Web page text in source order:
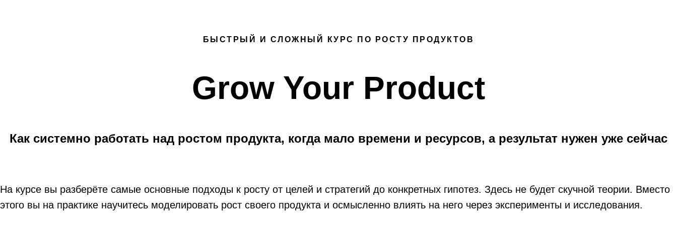
БЫСТРЫЙ И СЛОЖНЫЙ КУРС ПО РОСТУ ПРОДУКТОВ
Grow Your Product
Как системно работать над ростом продукта, когда мало времени и ресурсов, а результат нужен уже сейчас
На курсе вы разберёте самые основные подходы к росту от целей и стратегий до конкретных гипотез. Здесь не будет скучной теории. Вместо
этого вы на практике научитесь моделировать рост своего продукта и осмысленно влиять на него через эксперименты и исследования.